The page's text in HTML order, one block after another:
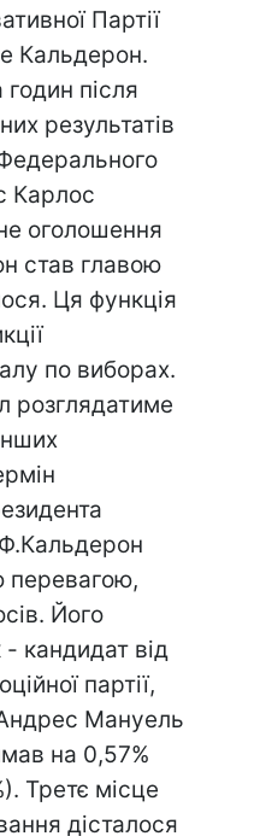
Партії
Кальдерон.
після
результатів
Карлос
оголошення
став главою
Ця функція
по виборах.
розглядатиме
перевагою,
Його
кандидат від
партії,
Мануель
на 0,57%
Третє місце
дісталося